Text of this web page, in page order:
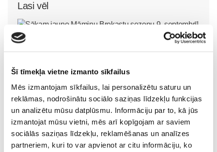
Šī tīmekļa vietne izmanto sīkfailus
Mēs izmantojam sīkfailus, lai personalizētu saturu un
reklāmas, nodrošinātu sociālo saziņas līdzekļu funkcijas
un analizētu mūsu datplūsmu. Informāciju par to, kā jūs
izmantojat mūsu vietni, mēs arī kopīgojam ar saviem
sociālās saziņas līdzekļu, reklamēšanas un analīzes
partneriem, kuri to var apvienot ar citu informāciju, ko
Lasi vēl
Sākam jauno Māmiņu Brokastu sezonu 9. septembrī!
Dāmu Projekts 2026 -
Sieviešu iedvesmas
Kļūsti par Freemore
produktu testētāju!
Sievietēm